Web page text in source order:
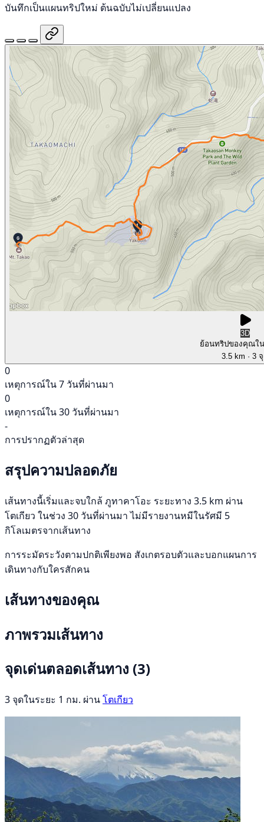
บันทึกเป็นแผนทริปใหม่ ต้นฉบับไม่เปลี่ยนแปลง
3D
ย้อนทริปของคุณใ
3.5 km · 3
0
เหตุการณ์ใน 7 วันที่ผ่านมา
0
เหตุการณ์ใน 30 วันที่ผ่านมา
-
การปรากฏตัวล่าสุด
สรุปความปลอดภัย
เส้นทางนี้เริ่มและจบใกล้ ภูทาคาโอะ ระยะทาง 3.5 km ผ่าน
โตเกียว ในช่วง 30 วันที่ผ่านมา ไม่มีรายงานหมีในรัศมี 5
กิโลเมตรจากเส้นทาง
การระมัดระวังตามปกติเพียงพอ สังเกตรอบตัวและบอกแผนการ
เดินทางกับใครสักคน
เส้นทางของคุณ
ภาพรวมเส้นทาง
จุดเด่นตลอดเส้นทาง (3)
3 จุดในระยะ 1 กม. ผ่านโตเกียว